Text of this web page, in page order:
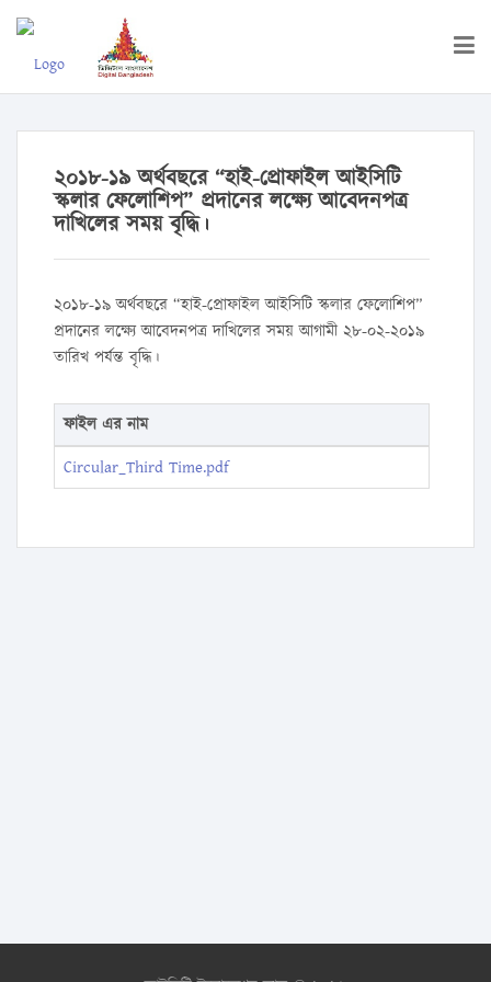
২০১৮-১৯ অর্থবছরে “হাই-প্রোফাইল আইসিটি
স্কলার ফেলোশিপ” প্রদানের লক্ষ্যে আবেদনপত্র
দাখিলের সময় বৃদ্ধি।
২০১৮-১৯ অর্থবছরে “হাই-প্রোফাইল আইসিটি স্কলার ফেলোশিপ”
প্রদানের লক্ষ্যে আবেদনপত্র দাখিলের সময় আগামী ২৮-০২-২০১৯
তারিখ পর্যন্ত বৃদ্ধি।
ফাইল এর নাম
Circular_Third Time.pdf